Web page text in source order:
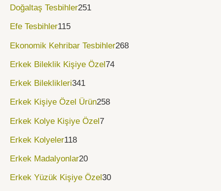
Doğaltaş Tesbihler251
Efe Tesbihler115
Ekonomik Kehribar Tesbihler268
Erkek Bileklik Kişiye Özel74
Erkek Bileklikleri341
Erkek Kişiye Özel Ürün258
Erkek Kolye Kişiye Özel7
Erkek Kolyeler118
Erkek Madalyonlar20
Erkek Yüzük Kişiye Özel 30